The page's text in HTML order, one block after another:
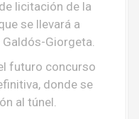
licitación de la
se llevará a
Galdós-Giorgeta.
futuro concurso
donde se
al túnel.